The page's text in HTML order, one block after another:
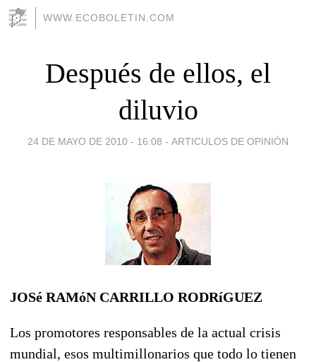
WWW.ECOBOLETIN.COM
Después de ellos, el
diluvio
24 DE MAYO DE 2010 - 16:08 - ARTICULOS DE OPINIÓN
JOSé RAMóN CARRILLO RODRíGUEZ
Los promotores responsables de la actual crisis
mundial, esos multimillonarios que todo lo tienen